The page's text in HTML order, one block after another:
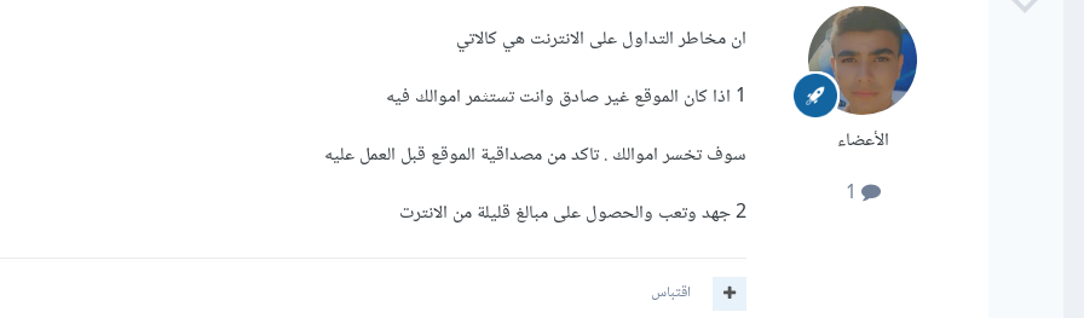
الأعضاء
ان مخاطر التداول على الانترنت هي كالاتي
1 اذا كان الموقع غير صادق وانت تستثمر اموالك فيه
سوف تخسر اموالك . تاكد من مصداقية الموقع قبل العمل عليه
2 جهد وتعب والحصول على مبالغ قليلة من الانترت
اقتباس